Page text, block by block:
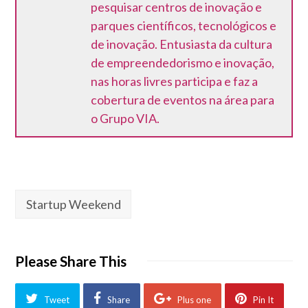
pesquisar centros de inovação e
parques científicos, tecnológicos e
de inovação. Entusiasta da cultura
de empreendedorismo e inovação,
nas horas livres participa e faz a
cobertura de eventos na área para
o Grupo VIA.
Startup Weekend
Please Share This
Tweet Share Plus one Pin It